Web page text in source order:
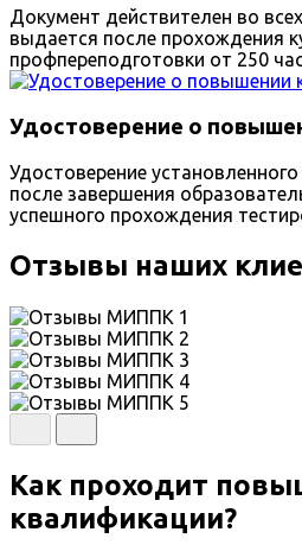
Документ действителен во
выдается после прохождения
профпереподготовки от 250
Удостоверение о
Удостоверение
после завершения
успешного прохождения
Отзывы наших
Как проходит
квалификации?